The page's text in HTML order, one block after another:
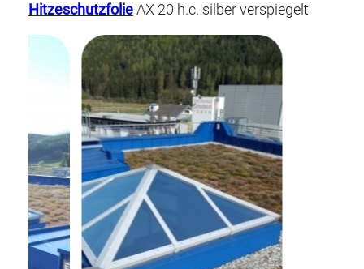
HitzeschutzfolieAX 20 h.c. silber verspiegelt